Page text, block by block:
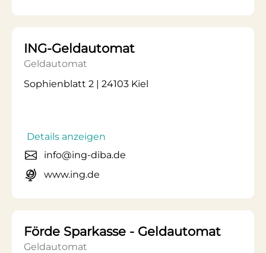
ING-Geldautomat
Geldautomat
Sophienblatt 2 | 24103 Kiel
Details anzeigen
info@ing-diba.de
www.ing.de
Förde Sparkasse - Geldautomat
Geldautomat